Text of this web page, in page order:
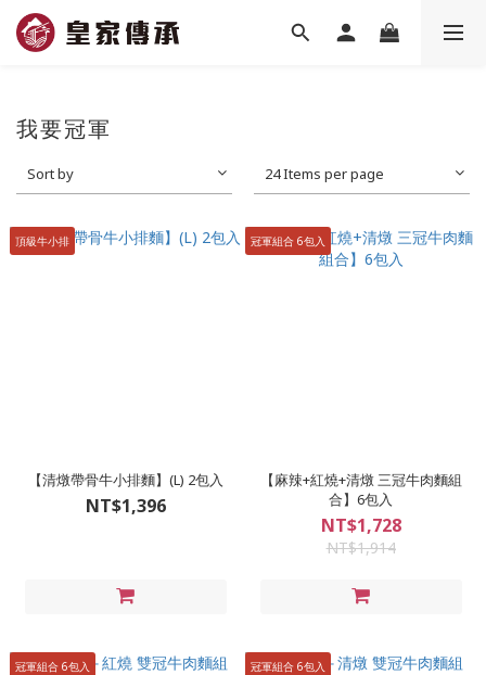
我要冠軍
Sort by 24 Items per page
頂級牛小排
【清燉帶骨牛小排麵】(L) 2包入
NT$1,396
冠軍組合 6包入
【麻辣+紅燒+清燉 三冠牛肉麵組
合】6包入
NT$1,728
NT$1,914
冠軍組合 6包入 冠軍組合 6包入